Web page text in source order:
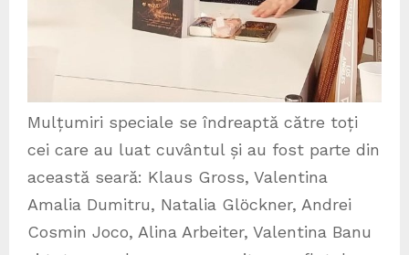
Mulțumiri speciale se îndreaptă către toți
cei care au luat cuvântul și au fost parte din
această seară: Klaus Gross, Valentina
Amalia Dumitru, Natalia Glöckner, Andrei
Cosmin Joco, Alina Arbeiter, Valentina Banu